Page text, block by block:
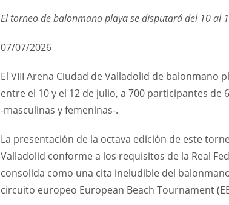
El torneo de balonmano playa se disputará del 10 al
07/07/2026
El VIII Arena Ciudad de Valladolid de balonmano
entre el 10 y el 12 de julio, a 700 participantes
-masculinas y femeninas-.
La presentación de la octava edición de este
Valladolid conforme a los requisitos de la Real
consolida como una cita ineludible del
circuito europeo European Beach Tournament